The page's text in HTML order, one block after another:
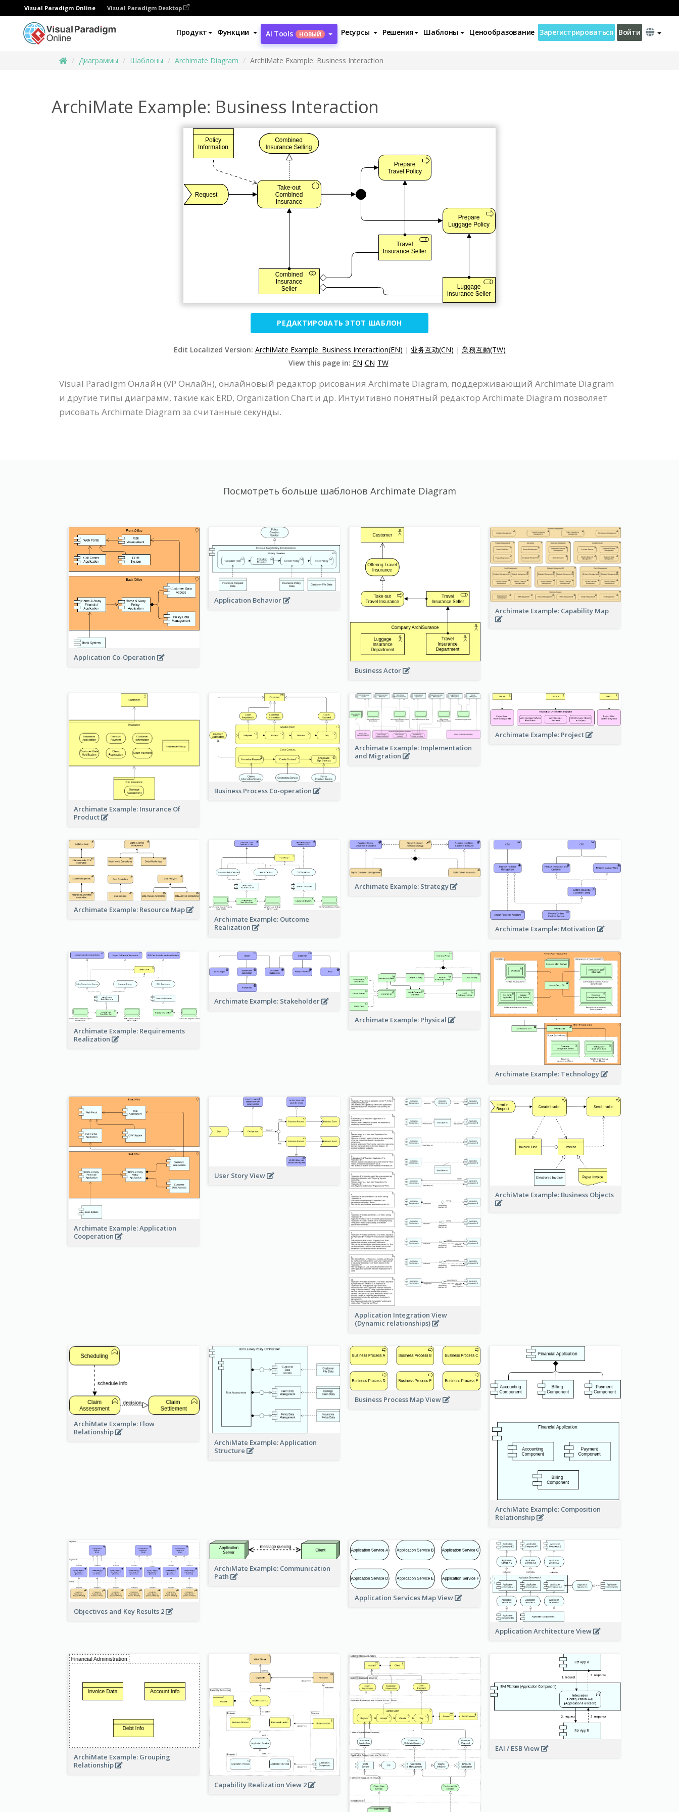
Visual Paradigm Online Visual Paradigm Desktop
Продукт Функции AI Tools НОВЫЙ Ресурсы Решения Шаблоны Ценообразование Зарегистрироваться Войти
Диаграммы Шаблоны Archimate Diagram ArchiMate Example: Business Interaction
ArchiMate Example: Business Interaction
РЕДАКТИРОВАТЬ ЭТОТ ШАБЛОН
Edit Localized Version: ArchiMate Example: Business Interaction(EN) | 业务互动(CN) | 業務互動(TW)
View this page in: EN CN TW
Visual Paradigm Онлайн (VP Онлайн), онлайновый редактор рисования Archimate Diagram, поддерживающий Archimate Diagram
и другие типы диаграмм, такие как ERD, Organization Chart и др. Интуитивно понятный редактор Archimate Diagram позволяет
рисовать Archimate Diagram за считанные секунды.
Посмотреть больше шаблонов Archimate Diagram
Application Co-Operation
Application Behavior
Business Actor
Archimate Example: Capability Map
Archimate Example: Insurance Of
Product
Business Process Co-operation
Archimate Example: Implementation
and Migration
Archimate Example: Project
Archimate Example: Resource Map
Archimate Example: Outcome
Realization
Archimate Example: Strategy
Archimate Example: Motivation
Archimate Example: Requirements
Realization
Archimate Example: Stakeholder
Archimate Example: Physical
Archimate Example: Technology
Archimate Example: Application
Cooperation
User Story View
Application Integration View
(Dynamic relationships)
ArchiMate Example: Business Objects
ArchiMate Example: Flow
Relationship
ArchiMate Example: Application
Structure
Business Process Map View
ArchiMate Example: Composition
Relationship
Objectives and Key Results 2
ArchiMate Example: Communication
Path
Application Services Map View
Application Architecture View
ArchiMate Example: Grouping
Relationship
Capability Realization View 2
EAI / ESB View